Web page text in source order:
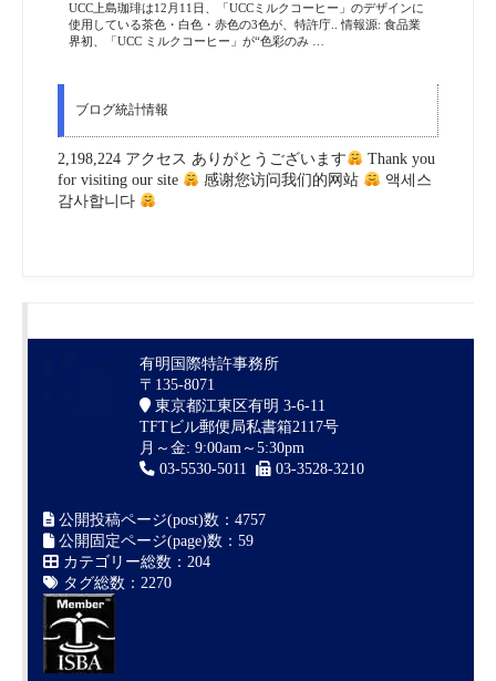
UCC上島珈琲は12月11日、「UCCミルクコーヒー」のデザインに
使用している茶色・白色・赤色の3色が、特許庁.. 情報源: 食品業
界初、「UCC ミルクコーヒー」が“色彩のみ …
ブログ統計情報
2,198,224 アクセス ありがとうございます
Thank you
for visiting our site
感谢您访问我们的网站
액세스
감사합니다
有明国際特許事務所
〒135-8071
東京都江東区有明 3-6-11
TFTビル郵便局私書箱2117号
月～金: 9:00am～5:30pm
03-5530-5011
03-3528-3210
公開投稿ページ(post)数：4757
公開固定ページ(page)数：59
カテゴリー総数：204
タグ総数：2270